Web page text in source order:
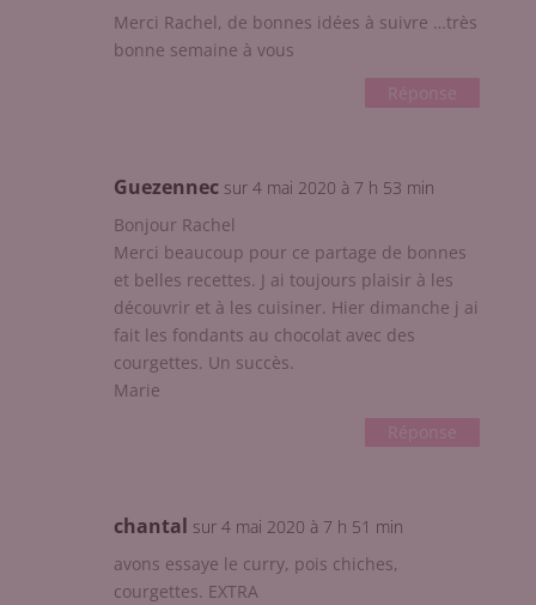
Merci Rachel, de bonnes idées à suivre …très
bonne semaine à vous
Réponse
Guezennec sur 4 mai 2020 à 7 h 53 min
Bonjour Rachel
Merci beaucoup pour ce partage de bonnes
et belles recettes. J ai toujours plaisir à les
découvrir et à les cuisiner. Hier dimanche j ai
fait les fondants au chocolat avec des
courgettes. Un succès.
Marie
Réponse
chantal sur 4 mai 2020 à 7 h 51 min
avons essaye le curry, pois chiches,
courgettes. EXTRA